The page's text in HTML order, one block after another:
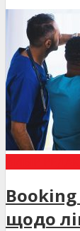
Booking
щодо